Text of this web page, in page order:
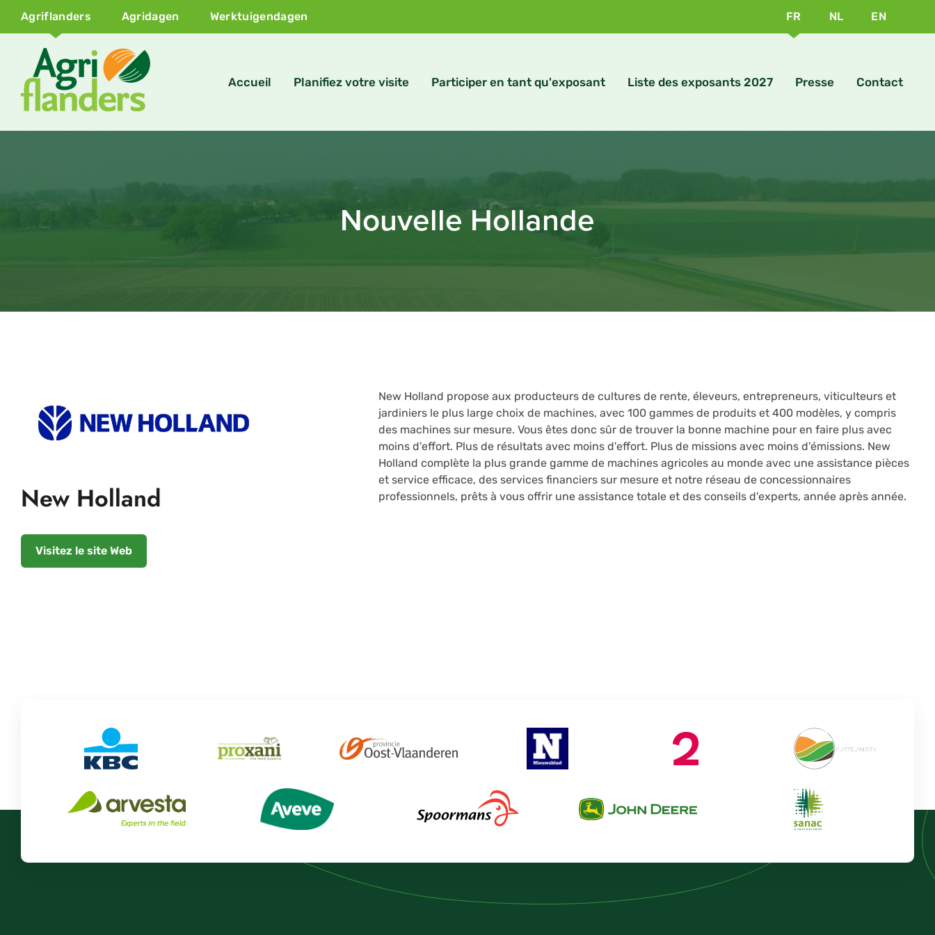
Agriflanders Agridagen Werktuigendagen FR NL EN
Accueil Planifiez votre visite Participer en tant qu'exposant Liste des exposants 2027 Presse Contact
Nouvelle Hollande
New Holland
Visitez le site Web
New Holland propose aux producteurs de cultures de rente, éleveurs, entrepreneurs, viticulteurs et
jardiniers le plus large choix de machines, avec 100 gammes de produits et 400 modèles, y compris
des machines sur mesure. Vous êtes donc sûr de trouver la bonne machine pour en faire plus avec
moins d'effort. Plus de résultats avec moins d'effort. Plus de missions avec moins d'émissions. New
Holland complète la plus grande gamme de machines agricoles au monde avec une assistance pièces
et service efficace, des services financiers sur mesure et notre réseau de concessionnaires
professionnels, prêts à vous offrir une assistance totale et des conseils d'experts, année après année.